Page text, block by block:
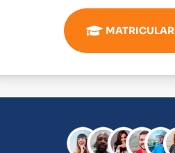
MATRICULAR